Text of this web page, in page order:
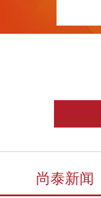
尚泰新闻